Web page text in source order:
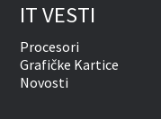
IT VESTI
Procesori
Grafičke Kartice
Novosti